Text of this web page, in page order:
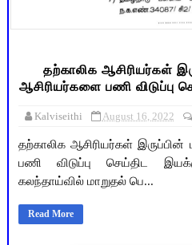
தற்காலிக ஆசிரியர்கள்
ஆசிரியர்களை பணி விடுப்பு
Kalviseithi August 16, 2022
தற்காலிக ஆசிரியர்கள்
பணி விடுப்பு செய்திட
கலந்தாய்வில் மாறுதல் பெ...
Read More